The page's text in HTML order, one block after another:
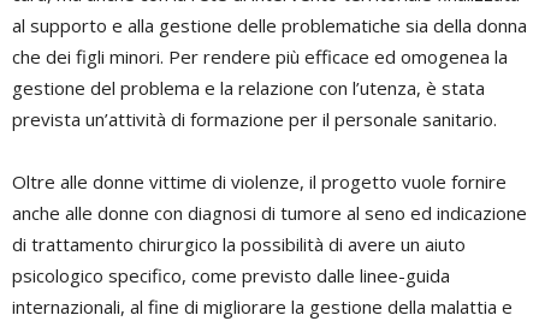
al supporto e alla gestione delle problematiche sia della donna
che dei figli minori. Per rendere più efficace ed omogenea la
gestione del problema e la relazione con l’utenza, è stata
prevista un’attività di formazione per il personale sanitario.
Oltre alle donne vittime di violenze, il progetto vuole fornire
anche alle donne con diagnosi di tumore al seno ed indicazione
di trattamento chirurgico la possibilità di avere un aiuto
psicologico specifico, come previsto dalle linee-guida
internazionali, al fine di migliorare la gestione della malattia e